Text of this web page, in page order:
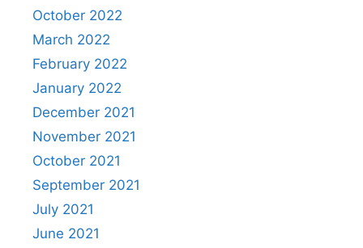
October 2022
March 2022
February 2022
January 2022
December 2021
November 2021
October 2021
September 2021
July 2021
June 2021